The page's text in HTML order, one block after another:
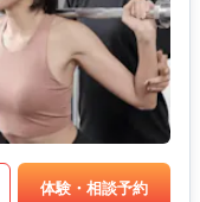
体験・相談予約